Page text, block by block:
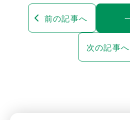
前の記事へ
次の記事へ